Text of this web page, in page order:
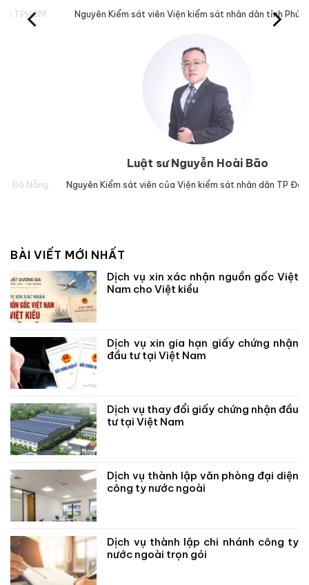
Nguyên Kiểm sát viên Viện kiểm sát nhân dân tỉnh Phú Yên.
Luật sư Nguyễn Hoài Bão
Nguyên Kiểm sát viên của Viện kiểm sát nhân dân TP Đà Nẵng.
BÀI VIẾT MỚI NHẤT
Dịch vụ xin xác nhận nguồn gốc Việt
Nam cho Việt kiều
Dịch vụ xin gia hạn giấy chứng nhận
đầu tư tại Việt Nam
Dịch vụ thay đổi giấy chứng nhận đầu
tư tại Việt Nam
Dịch vụ thành lập văn phòng đại diện
công ty nước ngoài
Dịch vụ thành lập chi nhánh công ty
nước ngoài trọn gói